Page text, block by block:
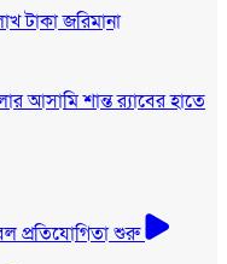
টাকা জরিমানা
আসামি শান্ত র‍্যাবের হাতে